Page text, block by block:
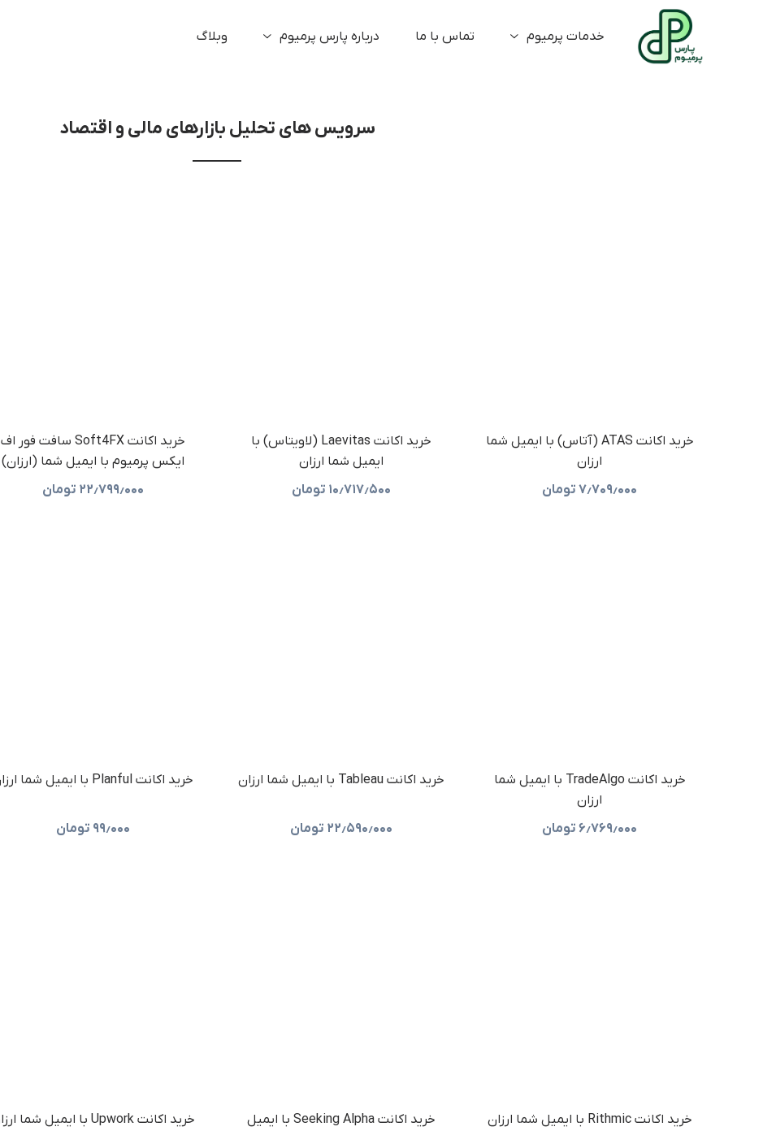
خدمات پرمیوم
تماس با ما درباره پارس پرمیوم وبلاگ
سرویس های تحلیل بازارهای مالی و اقتصاد
خرید اکانت ATAS (آتاس) با ایمیل شما
ارزان
۷٫۷۰۹٫۰۰۰ تومان
خرید اکانت Laevitas (لاویتاس) با
ایمیل شما ارزان
۱۰٫۷۱۷٫۵۰۰ تومان
خرید اکانت Soft4FX سافت فور اف
ایکس پرمیوم با ایمیل شما (ارزان)
۲۲٫۷۹۹٫۰۰۰ تومان
خرید اکانت TradeAlgo با ایمیل شما
ارزان
۶٫۷۶۹٫۰۰۰ تومان
خرید اکانت Tableau با ایمیل شما ارزان
۲۲٫۵۹۰٫۰۰۰ تومان
خرید اکانت Planful با ایمیل شما ارزان
۹۹٫۰۰۰ تومان
خرید اکانت Rithmic با ایمیل شما ارزان
خرید اکانت Seeking Alpha با ایمیل
خرید اکانت Upwork با ایمیل شما ارزان